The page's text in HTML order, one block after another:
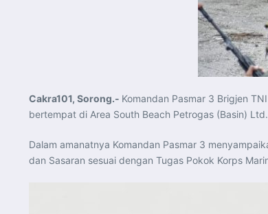
Cakra101, Sorong.- Komandan Pasmar 3 Brigjen
bertempat di Area South Beach Petrogas (Basin)
Dalam amanatnya Komandan Pasmar 3
dan Sasaran sesuai dengan Tugas Pokok Korps